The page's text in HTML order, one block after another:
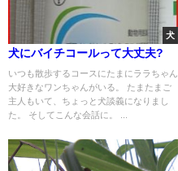
犬
犬にバイチコールって大丈夫?
いつも散歩するコースにたまにララちゃん
大好きなワンちゃんがいる。 たまたまご
主人もいて、ちょっと犬談義になりまし
た。 そしてこんな会話に。 ...